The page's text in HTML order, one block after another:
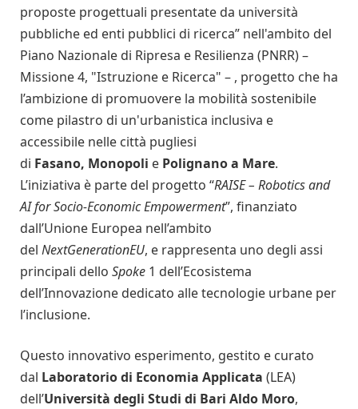
proposte progettuali presentate da università
pubbliche ed enti pubblici di ricerca” nell'ambito del
Piano Nazionale di Ripresa e Resilienza (PNRR) –
Missione 4, "Istruzione e Ricerca" – , progetto che ha
l’ambizione di promuovere la mobilità sostenibile
come pilastro di un'urbanistica inclusiva e
accessibile nelle città pugliesi
di Fasano, Monopoli e Polignano a Mare.
L’iniziativa è parte del progetto “RAISE – Robotics and
AI for Socio-Economic Empowerment”, finanziato
dall’Unione Europea nell’ambito
del NextGenerationEU, e rappresenta uno degli assi
principali dello Spoke 1 dell’Ecosistema
dell’Innovazione dedicato alle tecnologie urbane per
l’inclusione.
Questo innovativo esperimento, gestito e curato
dal Laboratorio di Economia Applicata (LEA)
dell’Università degli Studi di Bari Aldo Moro,